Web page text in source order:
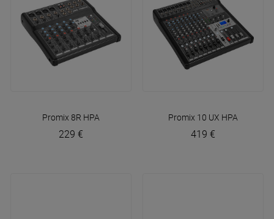
Promix 8R HPA
229 €
Promix 10 UX HPA
419 €